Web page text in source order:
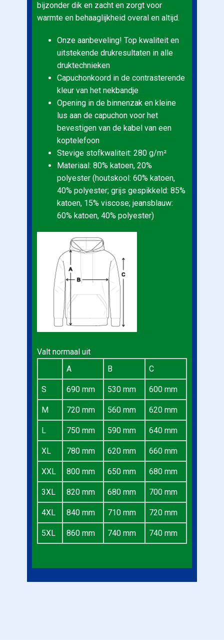
bijzonder dik en zacht en zorgt voor
warmte en behaaglijkheid overal en altijd.
Onze aanbeveling! Top kwaliteit en
uitstekende drukresultaten in alle
druktechnieken
Capuchonkoord in de contrasterende
kleur van het nekbandje
Opening in de binnenzak en kleine
lus aan de capuchon voor het
bevestigen van de kabel van een
koptelefoon
Stevige stofkwaliteit: 280 g/m²
Materiaal: 80% katoen, 20%
polyester (houtskool: 60% katoen,
40% polyester; grijs gespikkeld: 85%
katoen, 15% viscose; jeansblauw:
60% katoen, 40% polyester)
Valt normaal uit
A
B C
S 690 mm 530 mm 600 mm
M 720 mm 560 mm 620 mm
L 750 mm 590 mm 640 mm
XL 780 mm 620 mm 660 mm
XXL 800 mm 650 mm 680 mm
3XL 820 mm 680 mm 700 mm
4XL 840 mm 710 mm 720 mm
5XL 860 mm 740 mm 740 mm